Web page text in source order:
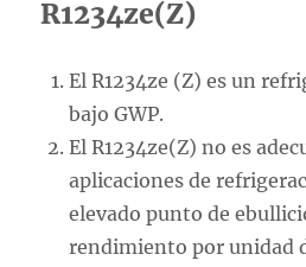
R1234ze(Z)
El R1234ze (Z) es un
bajo GWP.
El R1234ze(Z) no es
aplicaciones de
elevado punto de
rendimiento por unidad